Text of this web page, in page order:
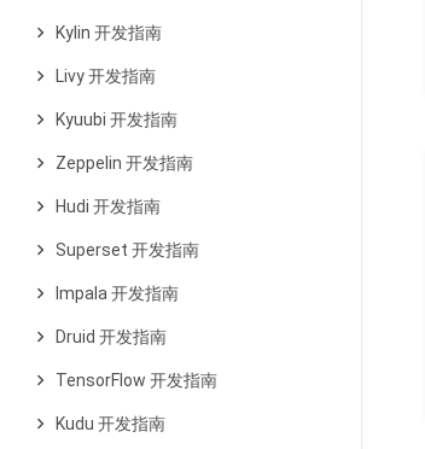
Kylin 开发指南
Livy 开发指南
Kyuubi 开发指南
Zeppelin 开发指南
Hudi 开发指南
Superset 开发指南
Impala 开发指南
Druid 开发指南
TensorFlow 开发指南
Kudu 开发指南